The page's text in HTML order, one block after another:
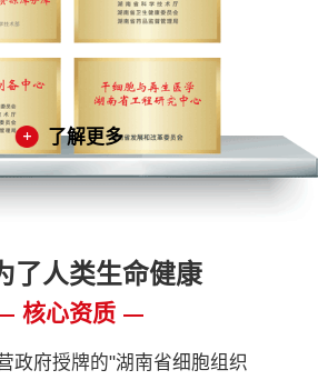
了解更多
了人类生命健康
核心资质
政府授牌的"湖南省细胞组织